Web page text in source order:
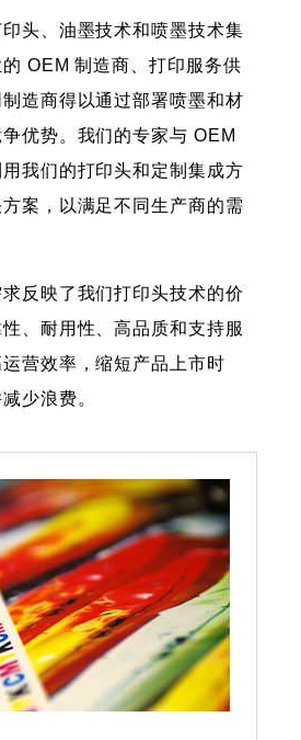
头、油墨技术和喷墨技术集
OEM 制造商、打印服务供
造商得以通过部署喷墨和材
优势。我们的专家与 OEM
我们的打印头和定制集成方
案，以满足不同生产商的需
反映了我们打印头技术的价
、耐用性、高品质和支持服
营效率，缩短产品上市时
少浪费。